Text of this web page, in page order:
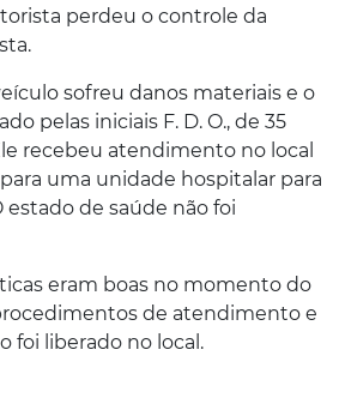
perdeu o controle da
sofreu danos materiais e o
pelas iniciais F. D. O., de 35
recebeu atendimento no local
uma unidade hospitalar para
estado de saúde não foi
eram boas no momento do
de atendimento e
foi liberado no local.